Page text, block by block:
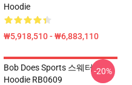
Hoodie
₩5,918,510 - ₩6,883,110
Bob Does Sports 스웨터
Hoodie RB0609
-20%